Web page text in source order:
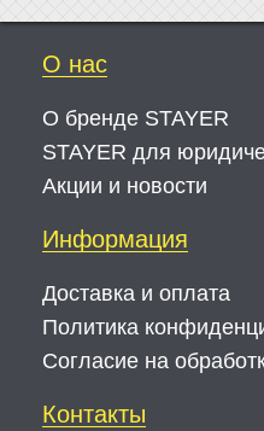
О нас
О бренде STAYER
STAYER для
Акции и новости
Информация
Доставка и оплата
Политика
Согласие на
Контакты